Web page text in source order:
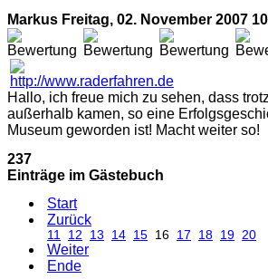
Markus Freitag, 02. November 2007
Hallo, ich freue mich zu sehen, dass
außerhalb kamen, so eine
Museum geworden ist! Macht weiter so!
237
Einträge im Gästebuch
Start
Zurück
11 12 13 14 15 16 17 18 19 20
Weiter
Ende